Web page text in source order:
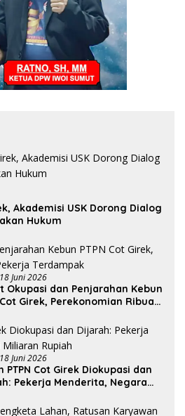
Akademisi USK Dorong Dialog
Hukum
Juni 2026
Okupasi dan Penjarahan Kebun
Cot Girek, Perekonomian Ribuan
Juni 2026
PTPN Cot Girek Diokupasi dan
Pekerja Menderita, Negara